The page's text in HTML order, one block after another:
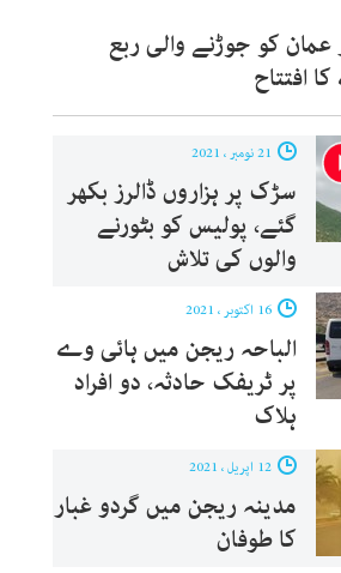
کو جوڑنے والی ربع
افتتاح
سڑک پر ہزاروں ڈالرز بکھر
گئے، پولیس کو بٹورنے
والوں کی تلاش
الباحہ ریجن میں ہائی وے
پر ٹریفک حادثہ، دو افراد
ہلاک
مدینہ ریجن میں گردو غبار
کا طوفان